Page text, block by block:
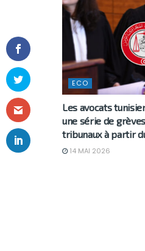
ECO
Les avocats
une série de
tribunaux à partir
14 MAI 2026